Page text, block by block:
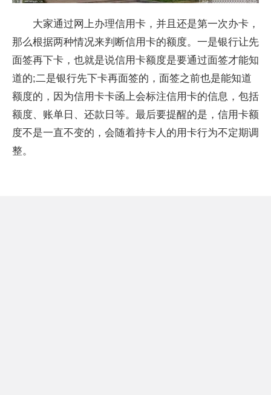
大家通过网上办理信用卡，并且还是第一次办卡，
那么根据两种情况来判断信用卡的额度。一是银行让先
面签再下卡，也就是说信用卡额度是要通过面签才能知
道的;二是银行先下卡再面签的，面签之前也是能知道
额度的，因为信用卡卡函上会标注信用卡的信息，包括
额度、账单日、还款日等。最后要提醒的是，信用卡额
度不是一直不变的，会随着持卡人的用卡行为不定期调
整。